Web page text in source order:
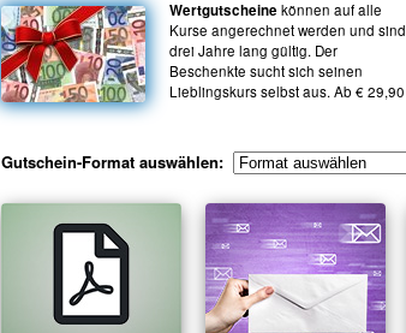
Wertgutscheine können auf alle
Kurse angerechnet werden und sind
drei Jahre lang gültig. Der
Beschenkte sucht sich seinen
Lieblingskurs selbst aus. Ab € 29,90
Gutschein-Format auswählen: